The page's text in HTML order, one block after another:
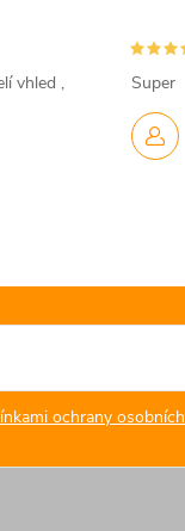
vhled ,
Super
ochrany